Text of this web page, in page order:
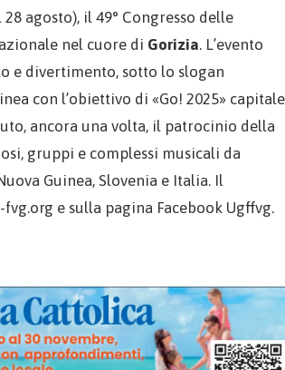
agosto), il 49° Congresso delle
nel cuore di Gorizia. L’evento
e divertimento, sotto lo slogan
con l’obiettivo di «Go! 2025» capitale
ancora una volta, il patrocinio della
gruppi e complessi musicali da
Guinea, Slovenia e Italia. Il
e sulla pagina Facebook Ugffvg.